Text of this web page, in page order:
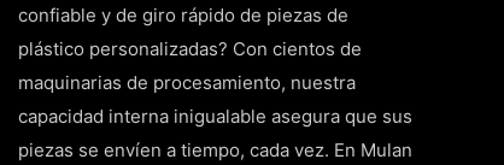
confiable y de giro rápido de piezas de
plástico personalizadas? Con cientos de
maquinarias de procesamiento, nuestra
capacidad interna inigualable asegura que sus
piezas se envíen a tiempo, cada vez. En Mulan